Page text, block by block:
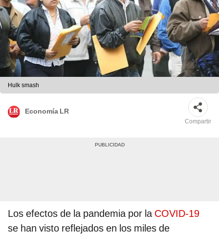
Hulk smash
Economía LR
Compartir
Los efectos de la pandemia por la COVID-19
se han visto reflejados en los miles de